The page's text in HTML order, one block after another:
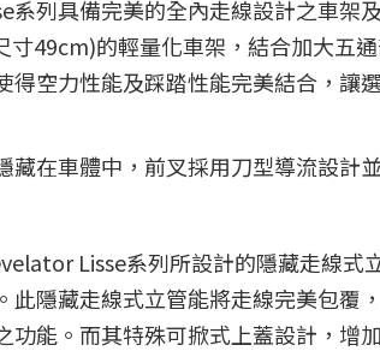
系列具備完美的全內走線設計之車架
寸49cm)的輕量化車架，結合加大五
得空力性能及踩踏性能完美結合，讓
在車體中，前叉採用刀型導流設計
Lisse系列所設計的隱藏走線
此隱藏走線式立管能將走線完美包覆
功能。而其特殊可掀式上蓋設計，增